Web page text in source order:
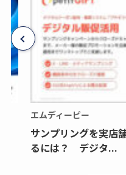
エムディーピー
サンプリングを実店
るには？ デジタ...